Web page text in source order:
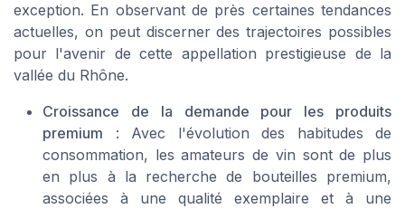
exception. En observant de près certaines tendances
actuelles, on peut discerner des trajectoires possibles
pour l'avenir de cette appellation prestigieuse de la
vallée du Rhône.
Croissance de la demande pour les produits
premium : Avec l'évolution des habitudes de
consommation, les amateurs de vin sont de plus
en plus à la recherche de bouteilles premium,
associées à une qualité exemplaire et à une